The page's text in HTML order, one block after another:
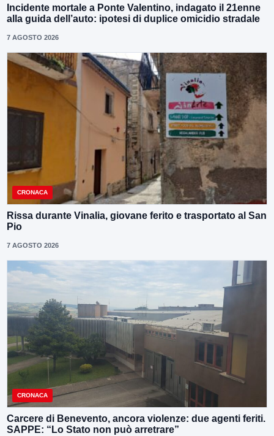
Incidente mortale a Ponte Valentino, indagato il 21enne
alla guida dell’auto: ipotesi di duplice omicidio stradale
7 AGOSTO 2026
CRONACA
Rissa durante Vinalia, giovane ferito e trasportato al San
Pio
7 AGOSTO 2026
CRONACA
Carcere di Benevento, ancora violenze: due agenti feriti.
SAPPE: “Lo Stato non può arretrare”